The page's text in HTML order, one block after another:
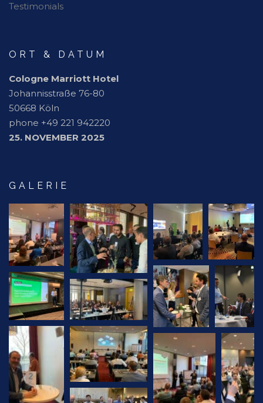
Testimonials
ORT & DATUM
Cologne Marriott Hotel
Johannisstraße 76-80
50668 Köln
phone +49 221 942220
25. NOVEMBER 2025
GALERIE